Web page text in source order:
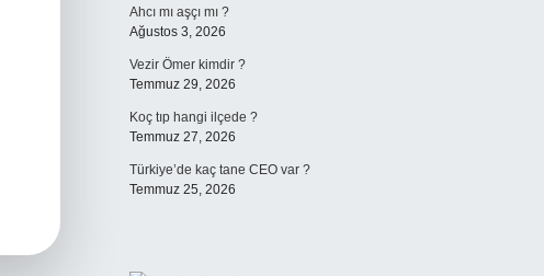
Ahcı mı aşçı mı ?
Ağustos 3, 2026
Vezir Ömer kimdir ?
Temmuz 29, 2026
Koç tıp hangi ilçede ?
Temmuz 27, 2026
Türkiye’de kaç tane CEO var ?
Temmuz 25, 2026